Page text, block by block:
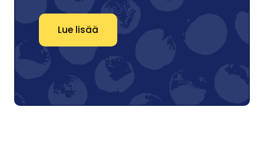
Lue lisää